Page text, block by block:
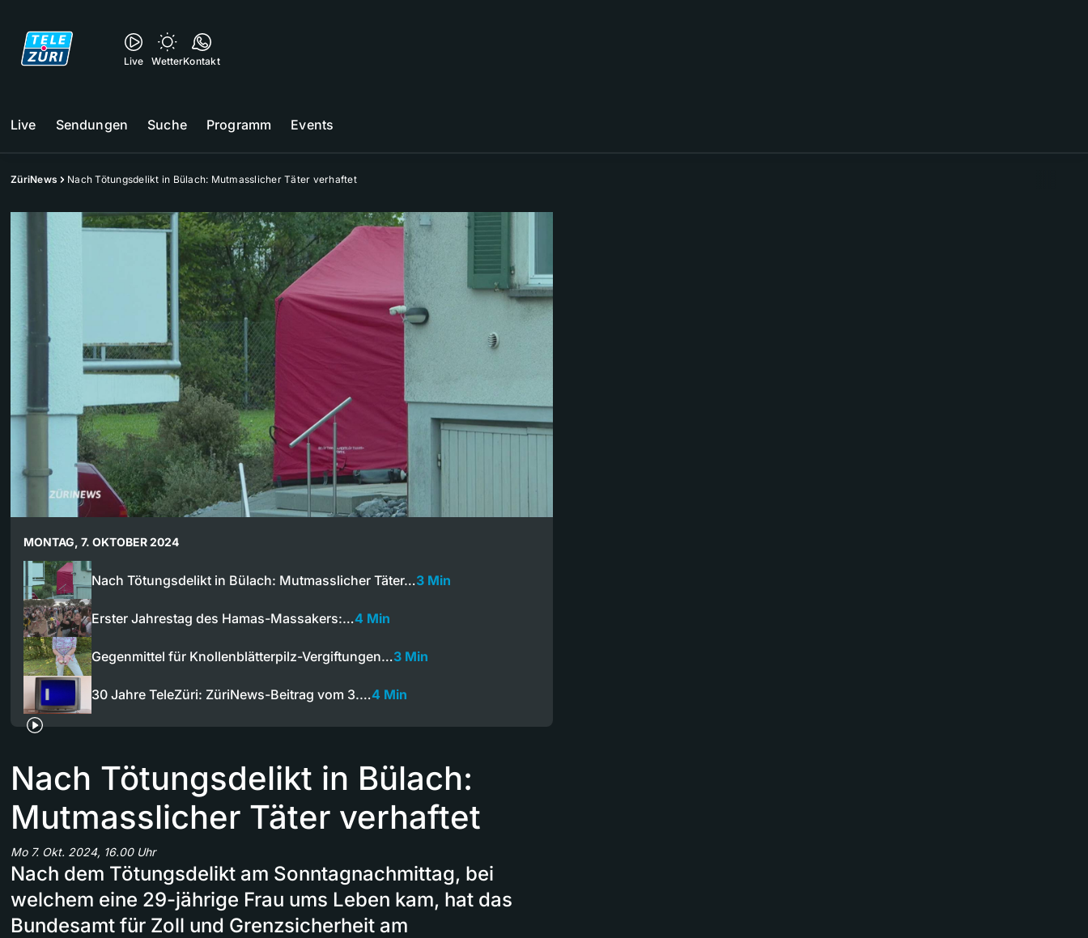
Live WetterKontakt
Live Sendungen Suche Programm Events
ZüriNews Nach Tötungsdelikt in Bülach: Mutmasslicher Täter verhaftet
MONTAG, 7. OKTOBER 2024
Nach Tötungsdelikt in Bülach: Mutmasslicher Täter…3 Min
Erster Jahrestag des Hamas-Massakers:…4 Min
Gegenmittel für Knollenblätterpilz-Vergiftungen…3 Min
30 Jahre TeleZüri: ZüriNews-Beitrag vom 3.…4 Min
Nach Tötungsdelikt in Bülach:
Mutmasslicher Täter verhaftet
Mo 7. Okt. 2024, 16.00 Uhr
Nach dem Tötungsdelikt am Sonntagnachmittag, bei
welchem eine 29-jährige Frau ums Leben kam, hat das
Bundesamt für Zoll und Grenzsicherheit am